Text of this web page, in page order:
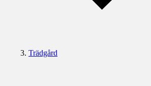
Trädgård